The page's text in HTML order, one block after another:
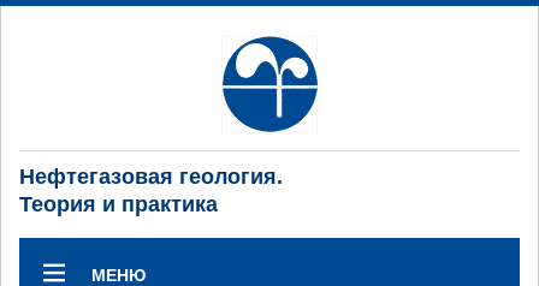
Нефтегазовая геология.
Теория и практика
МЕНЮ